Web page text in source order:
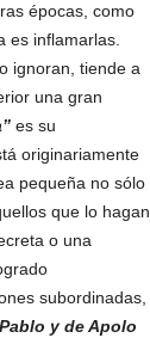
épocas, como
es inflamarlas.
ignoran, tiende a
una gran
es su
originariamente
pequeña no sólo
que lo hagan
o una
subordinadas,
Pablo y de Apolo